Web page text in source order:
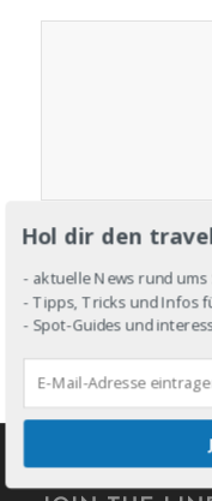
Hol dir den
- aktuelle News rund ums
- Tipps, Tricks und Infos
- Spot-Guides und